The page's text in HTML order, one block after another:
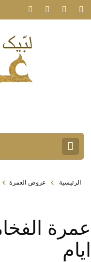
الرئيسية > عروض العمرة >
ايام